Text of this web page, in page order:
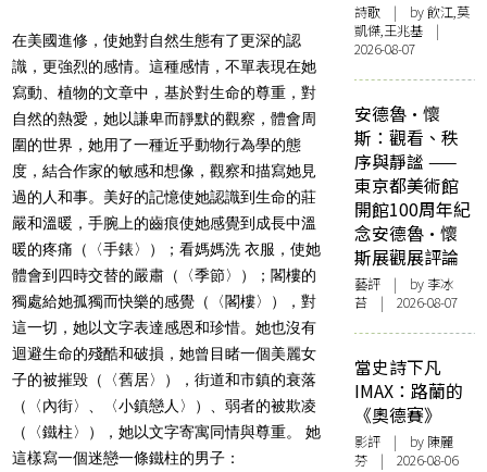
在美國進修，使她對自然生態有了更深的認
識，更強烈的感情。這種感情，不單表現在她
寫動、植物的文章中，基於對生命的尊重，對
自然的熱愛，她以謙卑而靜默的觀察，體會周
圍的世界，她用了一種近乎動物行為學的態
度，結合作家的敏感和想像，觀察和描寫她見
過的人和事。美好的記憶使她認識到生命的莊
嚴和溫暖，手腕上的齒痕使她感覺到成長中溫
暖的疼痛（〈手錶〉）；看媽媽洗 衣服，使她
體會到四時交替的嚴肅（〈季節〉）；閣樓的
獨處給她孤獨而快樂的感覺（〈閣樓〉），對
這一切，她以文字表達感恩和珍惜。她也沒有
迴避生命的殘酷和破損，她曾目睹一個美麗女
子的被摧毁（〈舊居〉），街道和市鎮的衰落
（〈內街〉、〈小鎮戀人〉）、弱者的被欺凌
（〈鐵柱〉），她以文字寄寓同情與尊重。 她
這樣寫一個迷戀一條鐵柱的男子：
詩歌 | by 飲江,莫
凱傑,王兆基 |
2026-08-07
安德魯·懷
斯：觀看、秩
序與靜謐 ——
東京都美術館
開館100周年紀
念安德魯·懷
斯展觀展評論
藝評 | by 李冰
苔 | 2026-08-07
當史詩下凡
IMAX：路蘭的
《奧德賽》
影評 | by 陳麗
芬 | 2026-08-06